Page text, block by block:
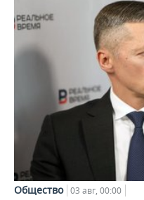
Общество 03 авг, 00:00